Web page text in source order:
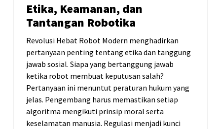
Etika, Keamanan, dan
Tantangan Robotika
Revolusi Hebat Robot Modern menghadirkan
pertanyaan penting tentang etika dan tanggung
jawab sosial. Siapa yang bertanggung jawab
ketika robot membuat keputusan salah?
Pertanyaan ini menuntut peraturan hukum yang
jelas. Pengembang harus memastikan setiap
algoritma mengikuti prinsip moral serta
keselamatan manusia. Regulasi menjadi kunci